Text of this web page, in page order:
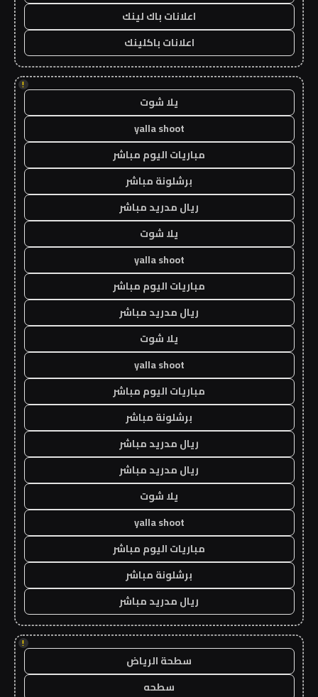
اعلانات باك لينك
اعلانات باكلينك
!
يلا شوت
yalla shoot
مباريات اليوم مباشر
برشلونة مباشر
ريال مدريد مباشر
يلا شوت
yalla shoot
مباريات اليوم مباشر
ريال مدريد مباشر
يلا شوت
yalla shoot
مباريات اليوم مباشر
برشلونة مباشر
ريال مدريد مباشر
ريال مدريد مباشر
يلا شوت
yalla shoot
مباريات اليوم مباشر
برشلونة مباشر
ريال مدريد مباشر
!
سطحة الرياض
سطحه